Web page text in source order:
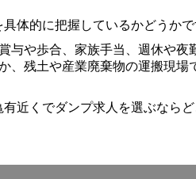
具体的に把握しているかどうかで
や歩合、家族手当、週休や夜
残土や産業廃棄物の運搬現
近くでダンプ求人を選ぶなら